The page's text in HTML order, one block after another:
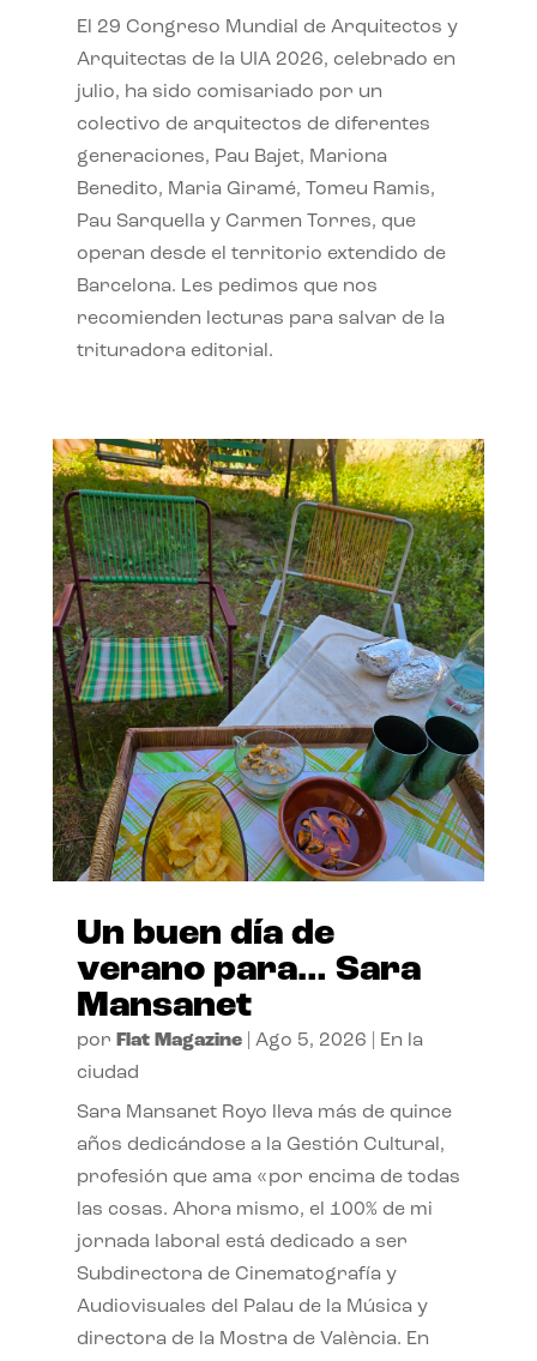
El 29 Congreso Mundial de Arquitectos y
Arquitectas de la UIA 2026, celebrado en
julio, ha sido comisariado por un
colectivo de arquitectos de diferentes
generaciones, Pau Bajet, Mariona
Benedito, Maria Giramé, Tomeu Ramis,
Pau Sarquella y Carmen Torres, que
operan desde el territorio extendido de
Barcelona. Les pedimos que nos
recomienden lecturas para salvar de la
trituradora editorial.
Un buen día de
verano para… Sara
Mansanet
por Flat Magazine| Ago 5, 2026
En la
ciudad
Sara Mansanet Royo lleva más de quince
años dedicándose a la Gestión Cultural,
profesión que ama «por encima de todas
las cosas. Ahora mismo, el 100% de mi
jornada laboral está dedicado a ser
Subdirectora de Cinematografía y
Audiovisuales del Palau de la Música y
directora de la Mostra de València. En